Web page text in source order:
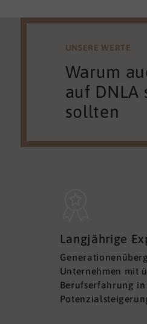
UNSERE WERTE
Warum
auf DNLA
sollten
Langjährige
Unternehmen mit
Berufserfahrung